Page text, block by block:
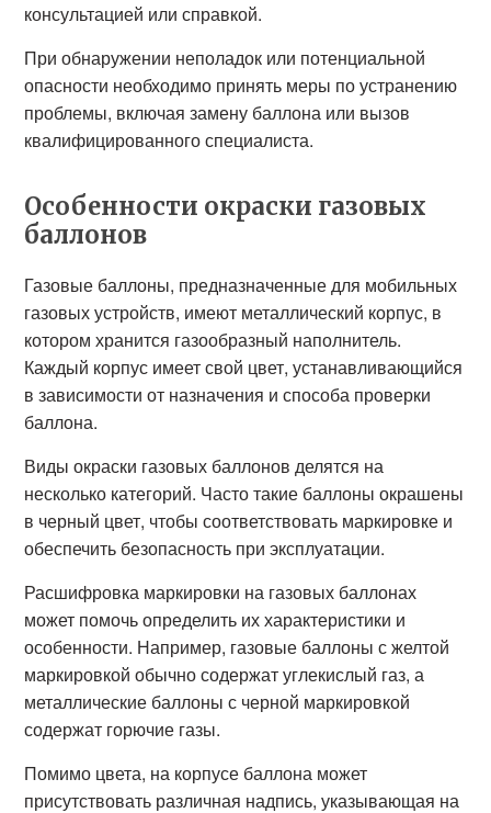
консультацией или справкой.
При обнаружении неполадок или потенциальной
опасности необходимо принять меры по устранению
проблемы, включая замену баллона или вызов
квалифицированного специалиста.
Особенности окраски газовых
баллонов
Газовые баллоны, предназначенные для мобильных
газовых устройств, имеют металлический корпус, в
котором хранится газообразный наполнитель.
Каждый корпус имеет свой цвет, устанавливающийся
в зависимости от назначения и способа проверки
баллона.
Виды окраски газовых баллонов делятся на
несколько категорий. Часто такие баллоны окрашены
в черный цвет, чтобы соответствовать маркировке и
обеспечить безопасность при эксплуатации.
Расшифровка маркировки на газовых баллонах
может помочь определить их характеристики и
особенности. Например, газовые баллоны с желтой
маркировкой обычно содержат углекислый газ, а
металлические баллоны с черной маркировкой
содержат горючие газы.
Помимо цвета, на корпусе баллона может
присутствовать различная надпись, указывающая на